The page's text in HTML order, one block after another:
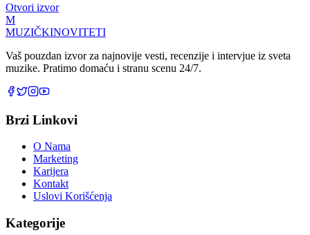
Otvori izvor
M
MUZIČKINOVITETI
Vaš pouzdan izvor za najnovije vesti, recenzije i intervjue iz sveta
muzike. Pratimo domaću i stranu scenu 24/7.
Brzi Linkovi
O Nama
Marketing
Karijera
Kontakt
Uslovi Korišćenja
Kategorije